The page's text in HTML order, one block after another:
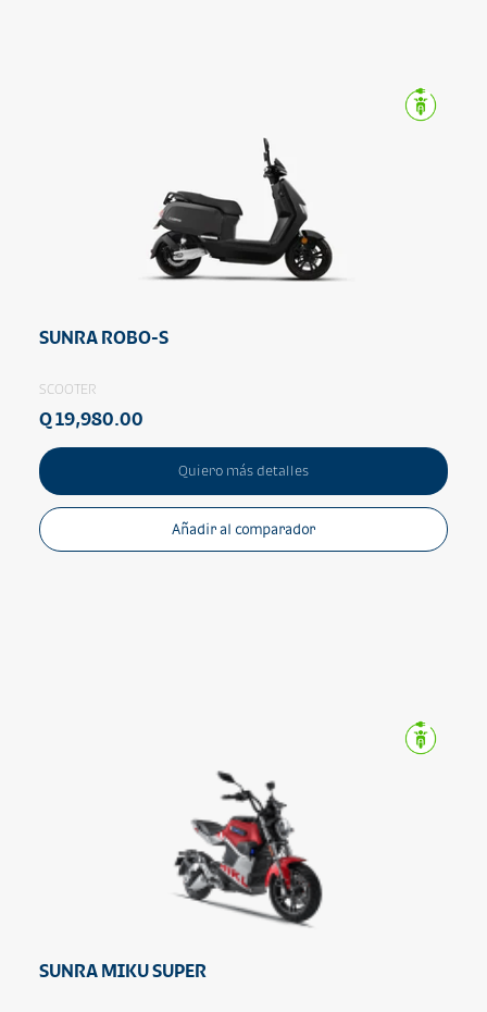
SUNRA ROBO-S
SCOOTER
Q 19,980.00
Quiero más detalles
Añadir al comparador
SUNRA MIKU SUPER